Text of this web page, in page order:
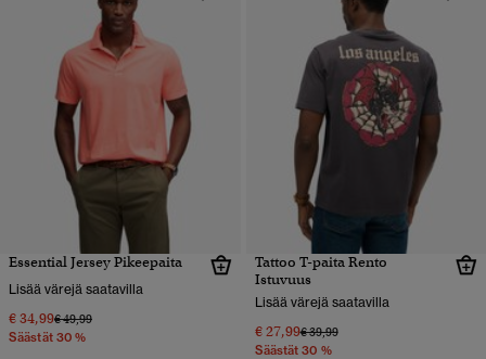
Essential Jersey Pikeepaita
Lisää värejä saatavilla
€ 34,99Hinta alennettu hinnasta
€ 49,99hintaan
Säästät 30 %
Tattoo T-paita Rento
Istuvuus
Lisää värejä saatavilla
€ 27,99Hinta alennettu hinnasta
€ 39,99hintaan
Säästät 30 %